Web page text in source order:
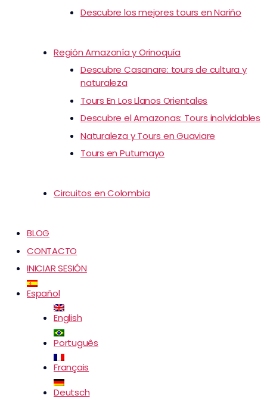
Descubre los mejores tours en Nariño
Región Amazonía y Orinoquía
Descubre Casanare: tours de cultura y
naturaleza
Tours En Los Llanos Orientales
Descubre el Amazonas: Tours inolvidables
Naturaleza y Tours en Guaviare
Tours en Putumayo
Circuitos en Colombia
BLOG
CONTACTO
INICIAR SESIÓN
Español
English
Português
Français
Deutsch